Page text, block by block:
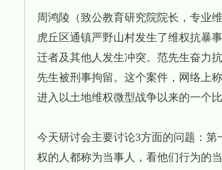
周鸿陵（致公教育研究院院长，专业
虎丘区通镇严野山村发生了维权抗暴
迁者及其他人发生冲突。范先生奋力
先生被刑事拘留。这个案件，网络上
进入以土地维权微型战争以来的一个比
今天研讨会主要讨论3方面的问题：
权的人都称为当事人，看他们行为的